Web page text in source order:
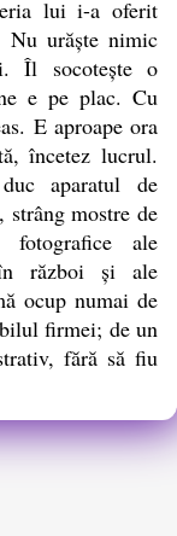
lui i-a oferit
Nu urăşte nimic
Îl socoteşte o
e pe plac. Cu
E aproape ora
încetez lucrul.
aparatul de
strâng mostre de
ale
război şi ale
ocup numai de
firmei; de un
fără să fiu